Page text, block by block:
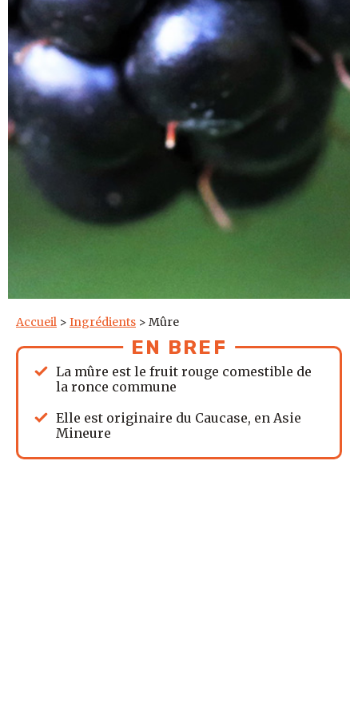
Accueil > Ingrédients > Mûre
EN BREF
La mûre est le fruit rouge comestible de
la ronce commune
Elle est originaire du Caucase, en Asie
Mineure